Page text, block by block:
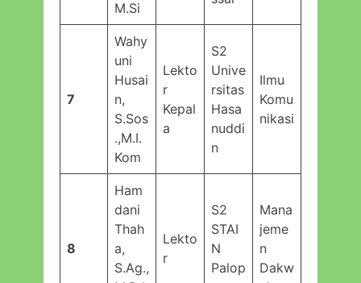
M.Si
7
Wahy
uni
Husai
n,
S.Sos
.,M.I.
Kom
Lekto
r
Kepal
a
S2
Unive
rsitas
Hasa
nuddi
n
Ilmu
Komu
nikasi
8
Ham
dani
Thah
a,
S.Ag.,
Lekto
r
S2
STAI
N
Palop
Mana
jeme
n
Dakw